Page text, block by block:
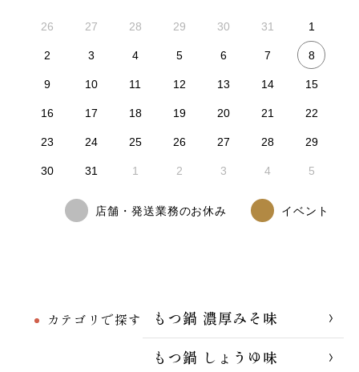
カテゴリで探す
もつ鍋 濃厚みそ味
もつ鍋 しょうゆ味
26 27 28 29 30 31 1
2 3 4 5 6 7 8
9 10 11 12 13 14 15
16 17 18 19 20 21 22
23 24 25 26 27 28 29
30 31 1 2 3 4 5
店舗・発送業務のお休み イベント